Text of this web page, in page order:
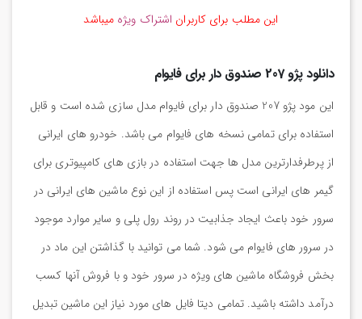
این مطلب برای کاربران اشتراک ویژه میباشد
دانلود پژو 207 صندوق دار برای فایوام
این مود پژو 207 صندوق دار برای فایوام مدل سازی شده است و قابل
استفاده برای تمامی نسخه های فایوام می باشد. خودرو های ایرانی
از پرطرفدارترین مدل ها جهت استفاده در بازی های کامپیوتری برای
گیمر های ایرانی است پس استفاده از این نوع ماشین های ایرانی در
سرور خود باعث ایجاد جذابیت در روند رول پلی و سایر موارد موجود
در سرور های فایوام می شود. شما می توانید با گذاشتن این ماد در
بخش فروشگاه ماشین های ویژه در سرور خود و با فروش آنها کسب
درآمد داشته باشید. تمامی دیتا فایل های مورد نیاز این ماشین تبدیل